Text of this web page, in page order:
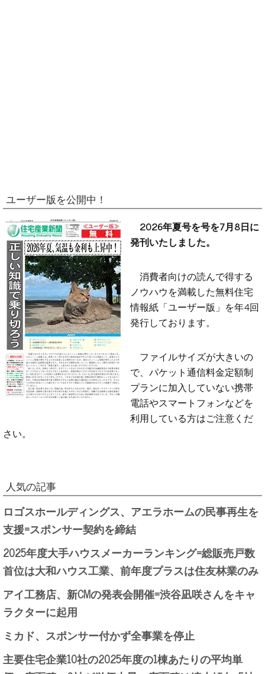
ユーザー版を公開中！
2026年夏号を号を7月8日に
発刊いたしました。
消費者向けの読んで得する
ノウハウを満載した無料住宅
情報紙「ユーザー版」を年4回
発行しております。
ファイルサイズが大きいの
で、パケット通信料金定額制
プランに加入していない携帯
電話やスマートフォンなどを
利用している方はご注意くだ
さい。
人気の記事
ロゴスホールディングス、アエラホームの民事再生を
支援=スポンサー契約を締結
2025年度大手ハウスメーカーランキング=総販売戸数
首位は大和ハウス工業、前年度プラスは住友林業のみ
アイ工務店、新CMの発表会開催=渋谷凪咲さんをキャ
ラクターに起用
ミカド、スポンサー付かず全事業を停止
主要住宅企業10社の2025年度の1棟あたりの平均単